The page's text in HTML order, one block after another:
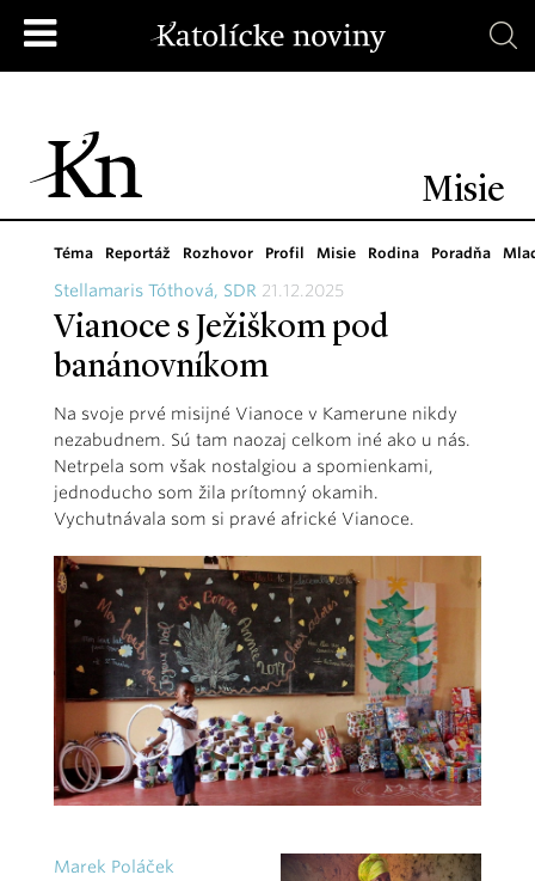
Misie
Téma Reportáž Rozhovor Profil Misie Rodina Poradňa
Stellamaris Tóthová, SDR 21.12.2025
Vianoce s Ježiškom pod
banánovníkom
Na svoje prvé misijné Vianoce v Kamerune nikdy
nezabudnem. Sú tam naozaj celkom iné ako u nás.
Netrpela som však nostalgiou a spomienkami,
jednoducho som žila prítomný okamih.
Vychutnávala som si pravé africké Vianoce.
Marek Poláček